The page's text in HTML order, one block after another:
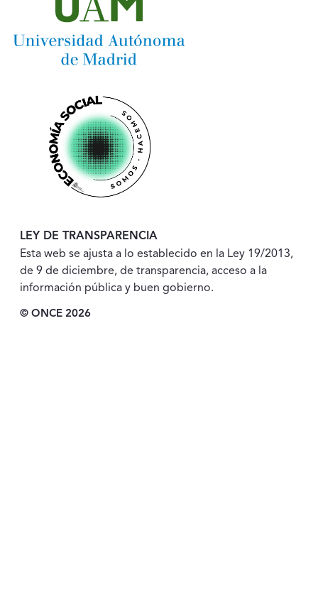
LEY DE TRANSPARENCIA
Esta web se ajusta a lo establecido en la Ley 19/2013,
de 9 de diciembre, de transparencia, acceso a la
información pública y buen gobierno.
© ONCE 2026